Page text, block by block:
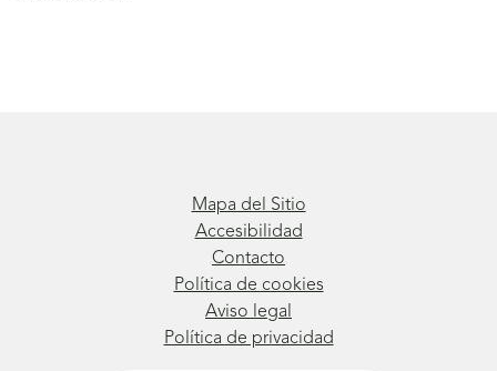
Mapa del Sitio
Accesibilidad
Contacto
Política de cookies
Aviso legal
Política de privacidad